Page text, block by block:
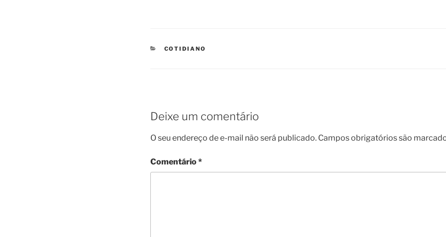
CATEGORIES
COTIDIANO
Deixe um comentário
O seu endereço de e-mail não será publicado. Campos obrigatórios são
Comentário*